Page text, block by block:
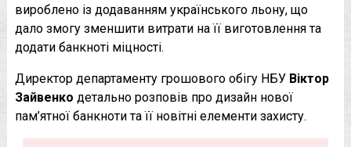
вироблено із додаванням українського льону, що
дало змогу зменшити витрати на її виготовлення та
додати банкноті міцності.
Директор департаменту грошового обігу НБУ Віктор
Зайвенко детально розповів про дизайн нової
пам’ятної банкноти та її новітні елементи захисту.